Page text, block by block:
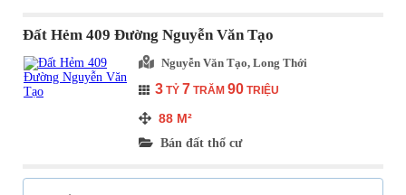
Đất Hẻm 409 Đường Nguyễn Văn Tạo
Nguyễn Văn Tạo, Long Thới
3 TỶ 7 TRĂM90 TRIỆU
88 M²
Bán đất thổ cư